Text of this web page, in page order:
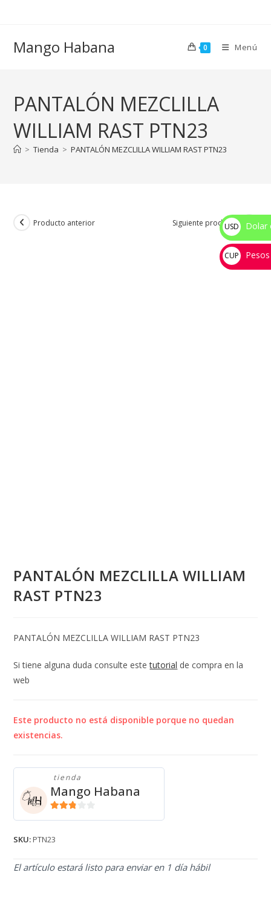
Mango Habana 0 Menú
PANTALÓN MEZCLILLA
WILLIAM RAST PTN23
> Tienda > PANTALÓN MEZCLILLA WILLIAM RAST PTN23
Producto anterior Siguiente producto
PANTALÓN MEZCLILLA WILLIAM
RAST PTN23
PANTALÓN MEZCLILLA WILLIAM RAST PTN23
Si tiene alguna duda consulte estetutorial de compra en la
web
Este producto no está disponible porque no quedan
existencias.
tienda
Mango Habana
SKU:PTN23
El artículo estará listo para enviar en 1 día hábil
USD
$
Dolar
CUP
💰
Pesos